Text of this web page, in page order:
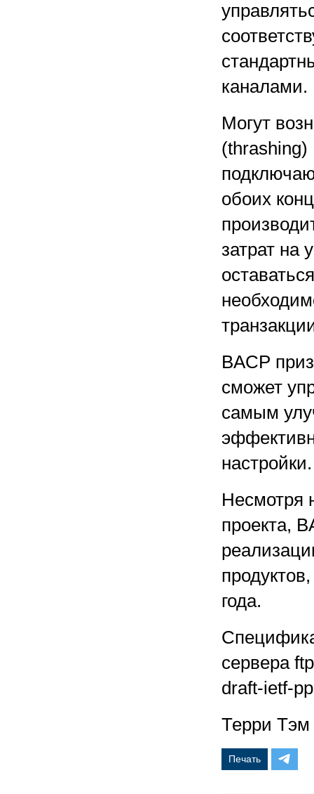
каналами.
Могут
(thrashing)
обоих
затрат на
BACP
сможет
самым
настройки.
Несмотря
проекта,
года.
сервера
draft-ietf-
Терри Тэм
Печать